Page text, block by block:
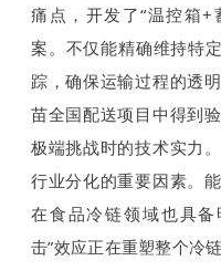
痛点，开发了“温控箱+
案。不仅能精确维持特
踪，确保运输过程的透
苗全国配送项目中得到
极端挑战时的技术实力
行业分化的重要因素。
在食品冷链领域也具
击”效应正在重塑整个冷